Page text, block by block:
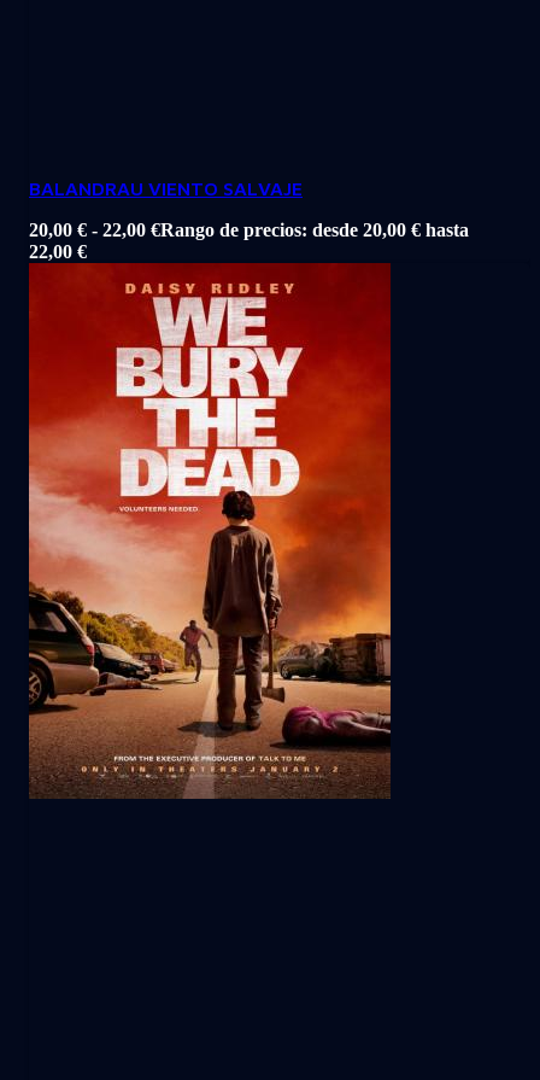
BALANDRAU VIENTO SALVAJE
20,00 € - 22,00 €Rango de precios: desde 20,00 € hasta
22,00 €